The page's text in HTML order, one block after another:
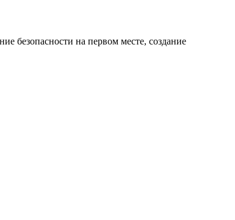
безопасности на первом месте, создание